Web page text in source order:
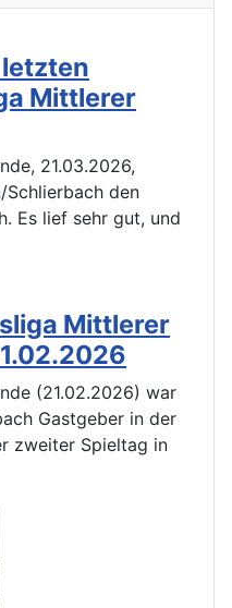
Mittlerer
21.03.2026,
den
Es lief sehr gut, und
Mittlerer
(21.02.2026) war
Gastgeber in der
zweiter Spieltag in